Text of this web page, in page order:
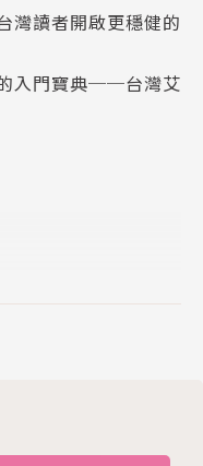
伽要領，例如：
能量。
穩定。
。
對於專注練習和精
印度瑜伽宗師艾揚格
結合多年瑜伽練習的
灣讀者開啟更穩健的
入門寶典──台灣艾